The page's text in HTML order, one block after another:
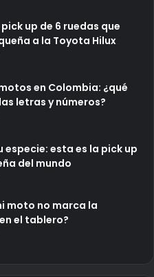
up de 6 ruedas que
a la Toyota Hilux
en Colombia: ¿qué
letras y números?
especie: esta es la pick up
del mundo
moto no marca la
el tablero?